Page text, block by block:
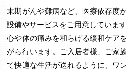
末期がんや難病など、医療依存度
設備やサービスをご用意しています
心や体の痛みを和らげる緩和ケア
がら行います。ご入居者様、ご家
て快適な生活が送れるように、ワ